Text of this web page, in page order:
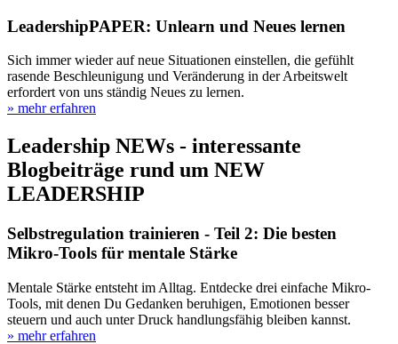
LeadershipPAPER: Unlearn und Neues lernen
Sich immer wieder auf neue Situationen einstellen, die gefühlt
rasende Beschleunigung und Veränderung in der Arbeitswelt
erfordert von uns ständig Neues zu lernen.
» mehr erfahren
Leadership NEWs - interessante
Blogbeiträge rund um NEW
LEADERSHIP
Selbstregulation trainieren - Teil 2: Die besten
Mikro-Tools für mentale Stärke
Mentale Stärke entsteht im Alltag. Entdecke drei einfache Mikro-
Tools, mit denen Du Gedanken beruhigen, Emotionen besser
steuern und auch unter Druck handlungsfähig bleiben kannst.
» mehr erfahren